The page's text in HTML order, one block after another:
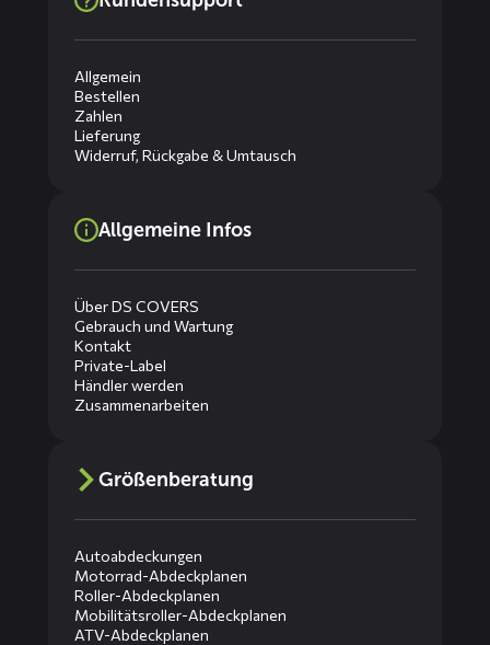
Allgemein
Bestellen
Zahlen
Lieferung
Widerruf, Rückgabe & Umtausch
Allgemeine Infos
Über DS COVERS
Gebrauch und Wartung
Kontakt
Private-Label
Händler werden
Zusammenarbeiten
Größenberatung
Autoabdeckungen
Motorrad-Abdeckplanen
Roller-Abdeckplanen
Mobilitätsroller-Abdeckplanen
ATV-Abdeckplanen